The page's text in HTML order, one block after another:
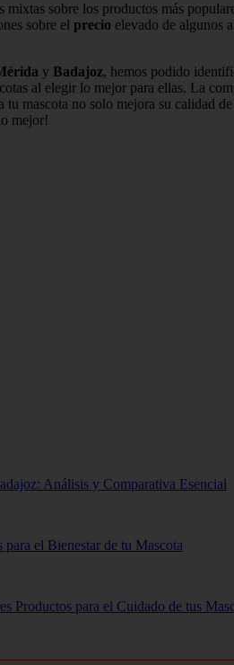
sobre los productos más
sobre el precio elevado de algunos
y Badajoz, hemos podido
al elegir lo mejor para ellas. La
mascota no solo mejora su calidad
mejor!